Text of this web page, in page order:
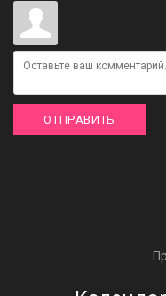
ОТПРАВИТЬ